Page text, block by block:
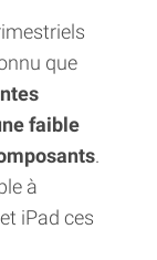
que
faible
.
à
iPad ces